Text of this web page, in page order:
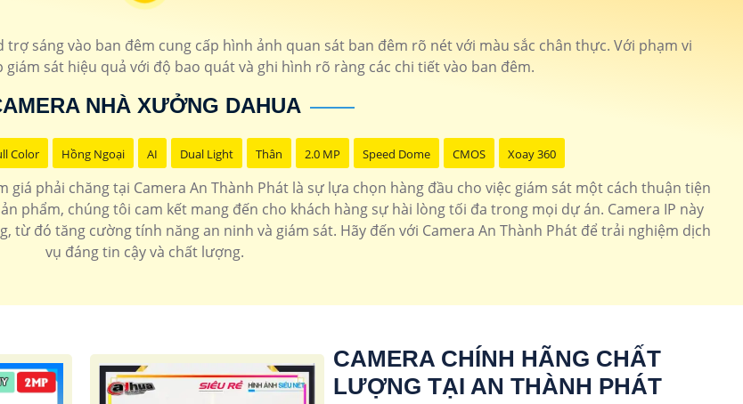
sáng vào ban đêm cung cấp hình ảnh quan sát ban đêm rõ nét với màu sắc chân thực. Với phạm vi
giám sát hiệu quả với độ bao quát và ghi hình rõ ràng các chi tiết vào ban đêm.
NHÀ XƯỞNG DAHUA
Color Hồng Ngoại AI Dual Light Thân 2.0 MP Speed Dome CMOS Xoay 360
giá phải chăng tại Camera An Thành Phát là sự lựa chọn hàng đầu cho việc giám sát một cách thuận tiện
phẩm, chúng tôi cam kết mang đến cho khách hàng sự hài lòng tối đa trong mọi dự án. Camera IP này
đó tăng cường tính năng an ninh và giám sát. Hãy đến với Camera An Thành Phát để trải nghiệm dịch
vụ đáng tin cậy và chất lượng.
CAMERA CHÍNH HÃNG CHẤT
LƯỢNG TẠI AN THÀNH PHÁT